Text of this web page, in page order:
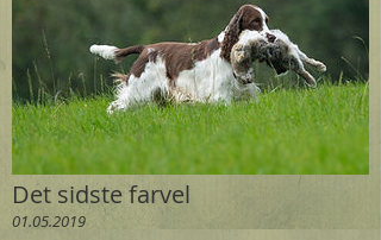
Det sidste farvel
01.05.2019